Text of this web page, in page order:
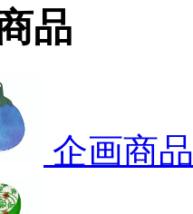
品
企画商品